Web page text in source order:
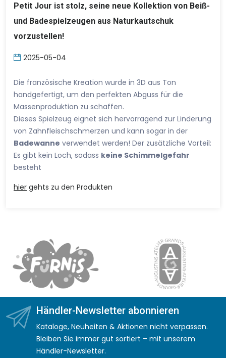
Petit Jour ist stolz, seine neue Kollektion von Beiß-
und Badespielzeugen aus Naturkautschuk
vorzustellen!
2025-05-04
Die französische Kreation wurde in 3D aus Ton
handgefertigt, um den perfekten Abguss für die
Massenproduktion zu schaffen.
Dieses Spielzeug eignet sich hervorragend zur Linderung
von Zahnfleischschmerzen und kann sogar in der
Badewanne verwendet werden! Der zusätzliche Vorteil:
Es gibt kein Loch, sodass keine Schimmelgefahr
besteht
hier gehts zu den Produkten
Händler-Newsletter abonnieren
Kataloge, Neuheiten & Aktionen nicht verpassen.
Bleiben Sie immer gut sortiert – mit unserem
Händler-Newsletter.